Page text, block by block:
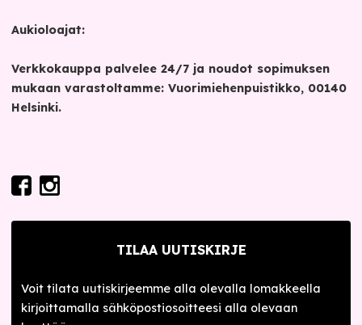
Aukioloajat:
Verkkokauppa palvelee 24/7 ja noudot sopimuksen
mukaan varastoltamme: Vuorimiehenpuistikko, 00140
Helsinki.
TILAA UUTISKIRJE
Voit tilata uutiskirjeemme alla olevalla lomakkeella
kirjoittamalla sähköpostiosoitteesi alla olevaan